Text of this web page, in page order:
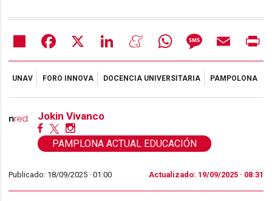
Share Facebook LinkedIn MeneameWhatsAppMessageEmail
UNAV FORO INNOVA DOCENCIA UNIVERSITARIA PAMPOLONA
Jokin Vivanco
PAMPLONA ACTUAL EDUCACIÓN
Publicado: 18/09/2025 ·01:00 Actualizado: 19/09/2025 · 08:31